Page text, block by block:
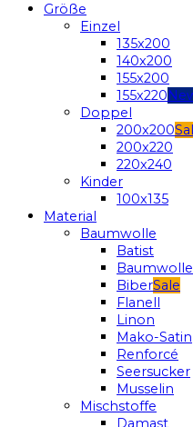
Größe
Einzel
135x200
140x200
155x200
155x220
Doppel
200x200
200x220
220x240
Kinder
100x135
Material
Baumwolle
Batist
Baumwolle
Biber
Flanell
Linon
Mako-Satin
Renforcé
Seersucker
Musselin
Mischstoffe
Damast